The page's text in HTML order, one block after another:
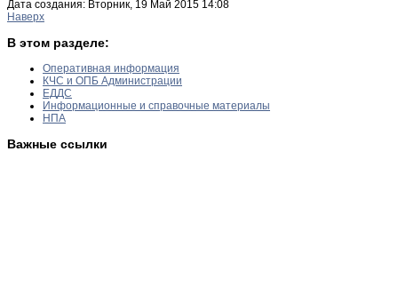
Дата создания: Вторник, 19 Май 2015 14:08
Наверх
В этом разделе:
Оперативная информация
КЧС и ОПБ Администрации
ЕДДС
Информационные и справочные материалы
НПА
Важные ссылки